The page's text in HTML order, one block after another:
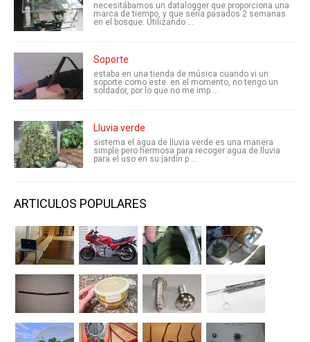
necesitábamos un datalogger que proporciona una
marca de tiempo, y que sería pasados 2 semanas
en el bosque. Utilizando ...
Soporte
estaba en una tienda de música cuando vi un
soporte como este. en el momento, no tengo un
soldador, por lo que no me imp ...
Lluvia verde
sistema el agua de lluvia verde es una manera
simple pero hermosa para recoger agua de lluvia
para el uso en su jardín p ...
ARTICULOS POPULARES